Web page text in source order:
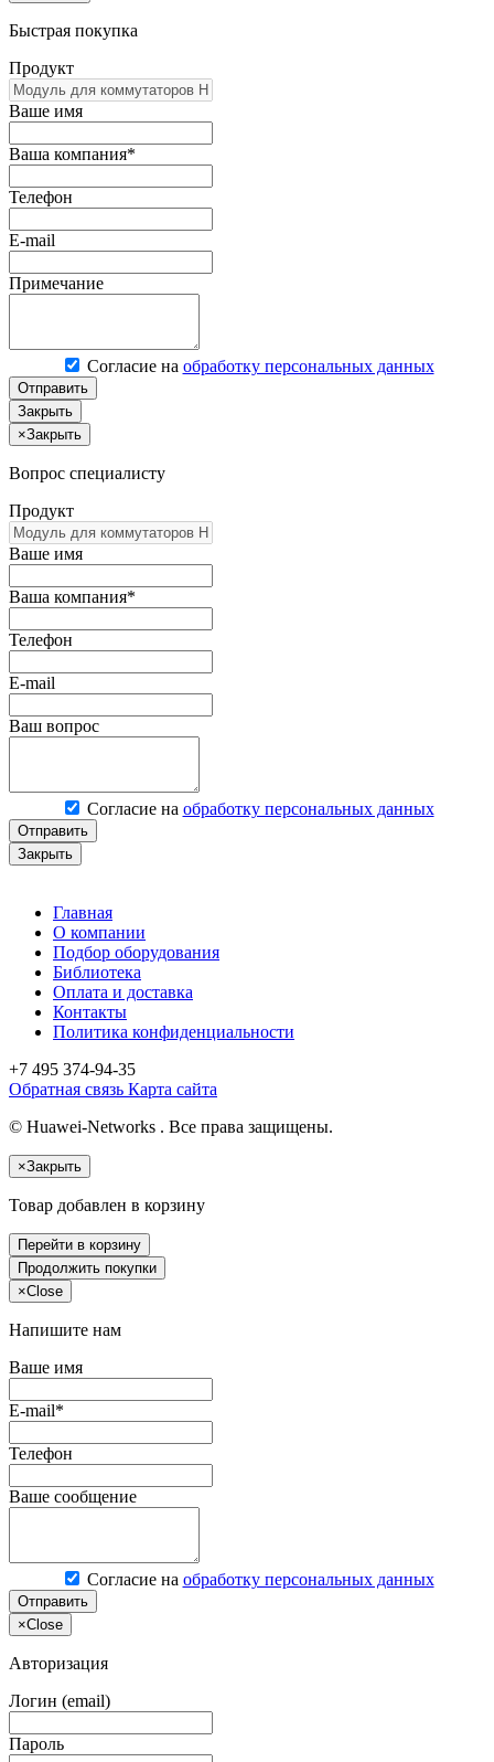
Быстрая покупка
Продукт
Ваше имя
Ваша компания*
Телефон
E-mail
Примечание
Согласие на обработку персональных данных
Отправить
Закрыть
×Закрыть
Вопрос специалисту
Продукт
Ваше имя
Ваша компания*
Телефон
E-mail
Ваш вопрос
Согласие на обработку персональных данных
Отправить
Закрыть
Главная
О компании
Подбор оборудования
Библиотека
Оплата и доставка
Контакты
Политика конфиденциальности
+7 495 374-94-35
Обратная связь Карта сайта
© Huawei-Networks . Все права защищены.
×Закрыть
Товар добавлен в корзину
Перейти в корзину
Продолжить покупки
×Close
Напишите нам
Ваше имя
E-mail*
Телефон
Ваше сообщение
Согласие на обработку персональных данных
Отправить
×Close
Авторизация
Логин (email)
Пароль